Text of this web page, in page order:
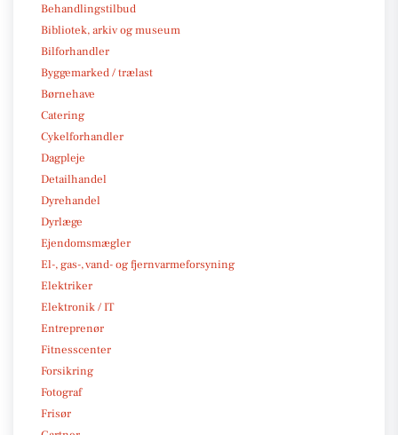
Behandlingstilbud
Bibliotek, arkiv og museum
Bilforhandler
Byggemarked / trælast
Børnehave
Catering
Cykelforhandler
Dagpleje
Detailhandel
Dyrehandel
Dyrlæge
Ejendomsmægler
El-, gas-, vand- og fjernvarmeforsyning
Elektriker
Elektronik / IT
Entreprenør
Fitnesscenter
Forsikring
Fotograf
Frisør